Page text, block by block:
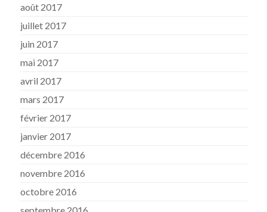
août 2017
juillet 2017
juin 2017
mai 2017
avril 2017
mars 2017
février 2017
janvier 2017
décembre 2016
novembre 2016
octobre 2016